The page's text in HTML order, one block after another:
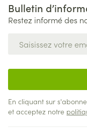
Bulletin
Restez informé des
En cliquant sur
et acceptez notre